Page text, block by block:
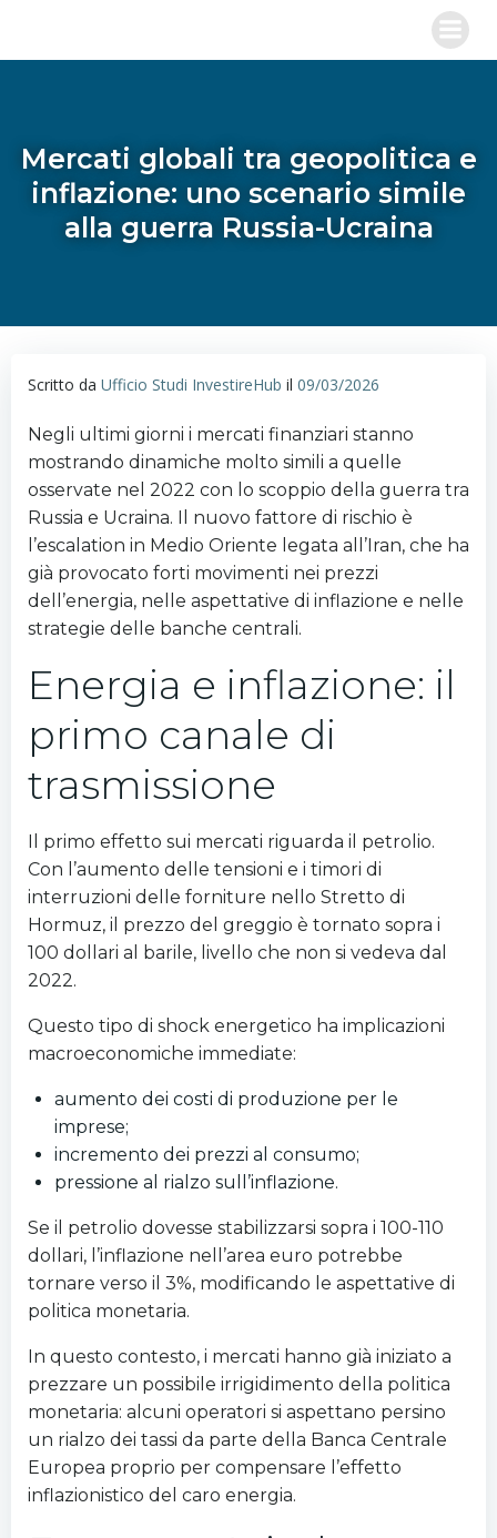
contenuto
Mercati globali tra geopolitica e
inflazione: uno scenario simile
alla guerra Russia-Ucraina
Scritto da Ufficio Studi InvestireHub il 09/03/2026
Negli ultimi giorni i mercati finanziari stanno
mostrando dinamiche molto simili a quelle
osservate nel 2022 con lo scoppio della guerra tra
Russia e Ucraina. Il nuovo fattore di rischio è
l’escalation in Medio Oriente legata all’Iran, che ha
già provocato forti movimenti nei prezzi
dell’energia, nelle aspettative di inflazione e nelle
strategie delle banche centrali.
Energia e inflazione: il
primo canale di
trasmissione
Il primo effetto sui mercati riguarda il petrolio.
Con l’aumento delle tensioni e i timori di
interruzioni delle forniture nello Stretto di
Hormuz, il prezzo del greggio è tornato sopra i
100 dollari al barile, livello che non si vedeva dal
2022.
Questo tipo di shock energetico ha implicazioni
macroeconomiche immediate:
aumento dei costi di produzione per le
imprese;
incremento dei prezzi al consumo;
pressione al rialzo sull’inflazione.
Se il petrolio dovesse stabilizzarsi sopra i 100-110
dollari, l’inflazione nell’area euro potrebbe
tornare verso il 3%, modificando le aspettative di
politica monetaria.
In questo contesto, i mercati hanno già iniziato a
prezzare un possibile irrigidimento della politica
monetaria: alcuni operatori si aspettano persino
un rialzo dei tassi da parte della Banca Centrale
Europea proprio per compensare l’effetto
inflazionistico del caro energia.